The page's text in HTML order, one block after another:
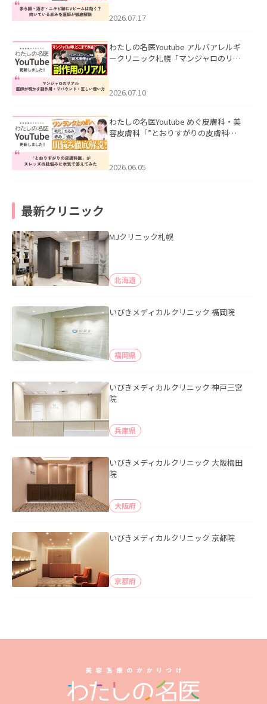
した。
2026.07.17
わたしの名医Youtube アルバアレルギ
ークリニック札幌「マンジャロのリア
た。
2026.07.10
わたしの名医Youtube めぐ皮膚科・美
容皮膚科「”とおりすがりの皮膚科
2026.06.05
最新クリニック
MJクリニック札幌
北海道
いびきメディカルクリニック 福岡院
福岡県
いびきメディカルクリニック 神戸三宮
院
兵庫県
いびきメディカルクリニック 大阪梅田
院
大阪府
いびきメディカルクリニック 京都院
京都府